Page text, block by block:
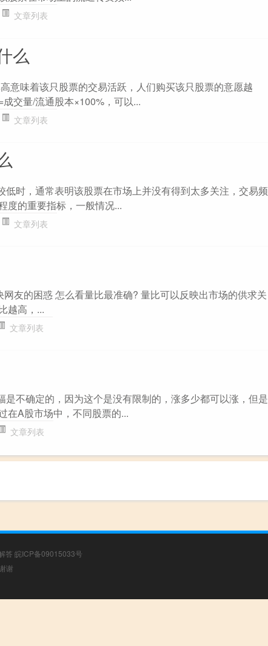
文章列表
么
意味着该只股票的交易活跃，人们购买该只股票的意愿越
交量/流通股本×100%，可以...
文章列表
时，通常表明该股票在市场上并没有得到太多关注，交易频
度的重要指标，一般情况...
文章列表
网友的困惑 怎么看量比最准确? 量比可以反映出市场的供求关
越高，...
文章列表
是不确定的，因为这个是没有限制的，涨多少都可以涨，但是
在A股市场中，不同股票的...
文章列表
答 皖ICP备09015033号
谢